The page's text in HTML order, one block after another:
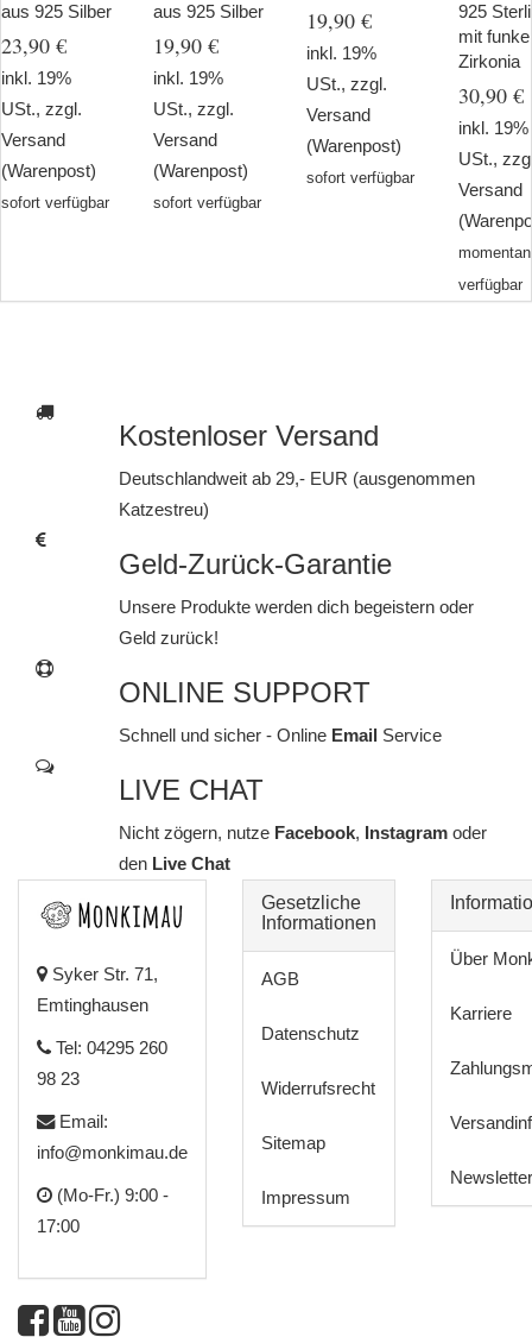
aus 925 Silber
23,90 €
inkl. 19%
USt., zzgl.
Versand
(Warenpost)
sofort verfügbar
aus 925 Silber
19,90 €
inkl. 19%
USt., zzgl.
Versand
(Warenpost)
sofort verfügbar
19,90 €
inkl. 19%
USt., zzgl.
Versand
(Warenpost)
sofort verfügbar
925
mit
Zirkonia
30,90 €
inkl. 19%
USt.,
Versand
verfügbar
Kostenloser Versand
Deutschlandweit ab 29,- EUR (ausgenommen
Katzestreu)
Geld-Zurück-Garantie
Unsere Produkte werden dich begeistern oder
Geld zurück!
ONLINE SUPPORT
Schnell und sicher - Online Email Service
LIVE CHAT
Nicht zögern, nutze Facebook, Instagram oder
denLive Chat
Syker Str. 71,
Emtinghausen
Tel: 04295 260
98 23
Email:
info@monkimau.de
(Mo-Fr.) 9:00 -
17:00
Gesetzliche
Informationen
AGB
Datenschutz
Widerrufsrecht
Sitemap
Impressum
Über
Karriere
Newsletter